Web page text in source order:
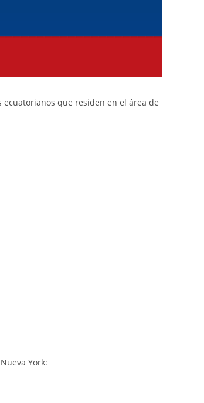
que residen en el área de
York: